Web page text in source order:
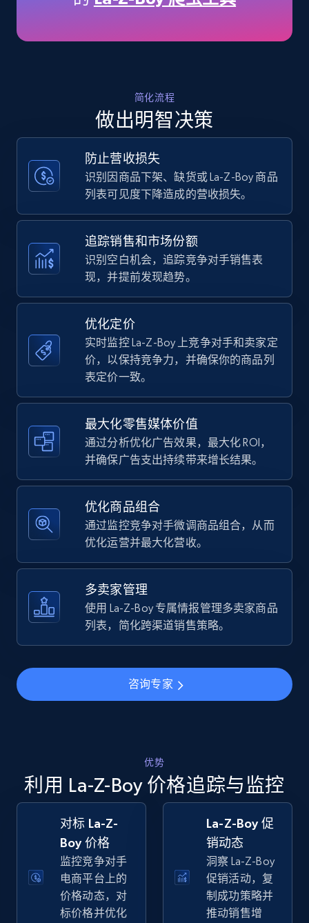
35.3K+ 5.7K+ 立即开始
Amazon products - find products by using
upc numbers
price, Currency, Availability, Reviews count, and
more.
35.3K+ 5.7K+ 立即开始
Amazon Reviews
URL, Product name, Product rating, Product
rating object, Product rating max, Rating,
Author name, Asin, and more.
7.4K+ 870+
Walmart - products
URL, Final price, Sku, Currency, Gtin,
more.
5.6K+ 875+ 立即开始
Walmart - products - Find new products by
using specific category URL
URL, Final price, Sku, Currency, Gtin,
Specifications, Image urls, Top reviews, and
5.6K+ 875+ 立即开始
Walmart - products - Collects products by
specific keywords
URL, Final price, Sku, Currency, Gtin,
Specifications, Image urls, Top reviews, and
more.
5.6K+ 875+ 立即开始
简化流程
做出明智决策
防止营收损失
识别因商品下架、缺货或 La-Z-Boy 商品
列表可见度下降造成的营收损失。
追踪销售和市场份额
识别空白机会，追踪竞争对手销售表
现，并提前发现趋势。
优化定价
实时监控 La-Z-Boy 上竞争对手和卖家定
价，以保持竞争力，并确保你的商品列
表定价一致。
最大化零售媒体价值
通过分析优化广告效果，最大化 ROI，
并确保广告支出持续带来增长结果。
优化商品组合
通过监控竞争对手微调商品组合，从而
优化运营并最大化营收。
多卖家管理
使用 La-Z-Boy 专属情报管理多卖家商品
列表，简化跨渠道销售策略。
咨询专家
优势
利用 La-Z-Boy 价格追踪与监控
对标 La-Z-
Boy 价格
监控竞争对手
电商平台上的
价格动态，对
标价格并优化
La-Z-Boy 促
销动态
洞察 La-Z-Boy
促销活动，复
制成功策略并
推动销售增